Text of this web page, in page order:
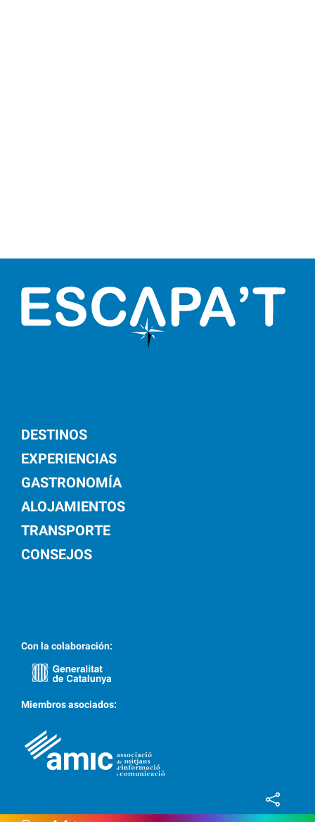
DESTINOS
EXPERIENCIAS
GASTRONOMÍA
ALOJAMIENTOS
TRANSPORTE
CONSEJOS
Con la colaboración:
Miembros asociados: